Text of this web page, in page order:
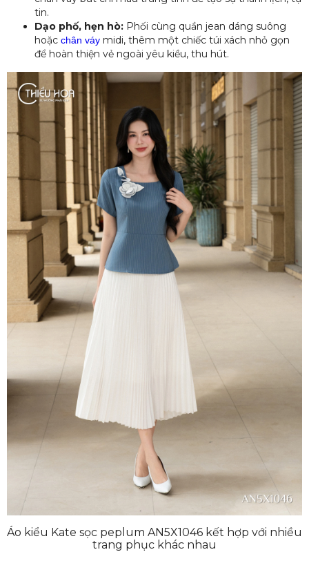
tin.
Dạo phố, hẹn hò: Phối cùng quần jean dáng suông
hoặc chân váy midi, thêm một chiếc túi xách nhỏ gọn
để hoàn thiện vẻ ngoài yêu kiều, thu hút.
Áo kiểu Kate sọc peplum AN5X1046 kết hợp với nhiều
trang phục khác nhau